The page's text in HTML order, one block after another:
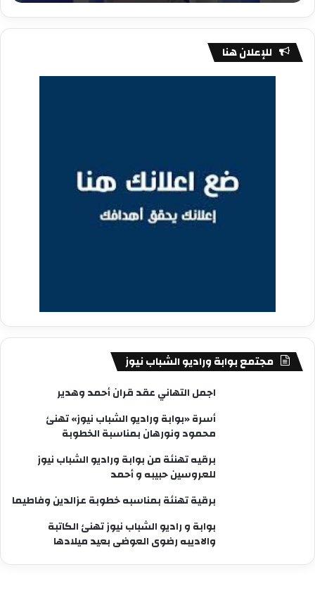
للإعلان هنا
مجتمع بوابة وراديو الشباب نيوز
اجمل التهاني عقد قران أحمد وهدير
أسرة «بوابة وراديو الشباب نيوز» تهنئ
محمود ونورهان بمناسبة الخطوبة
برقيه تهنئة من بوابة وراديو الشباب نيوز
للعروسين حبيبه و أحمد
برقية تهنئة بمناسبه خطوبة عزالدين وفاطيما
بوابة و راديو الشباب نيوز تهنئ الكاتبة
والاديبه رضوى العوضى بعيد ميلادها